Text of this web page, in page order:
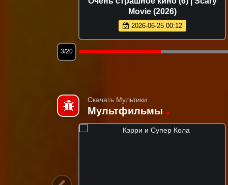
Movie (2026)
2026-06-25 00:12
3/20
Скачать Мультики
Мультфильмы